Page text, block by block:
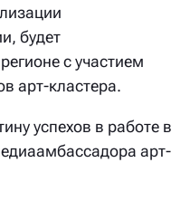
будет
с участием
арт-кластера.
успехов в работе в
арт-